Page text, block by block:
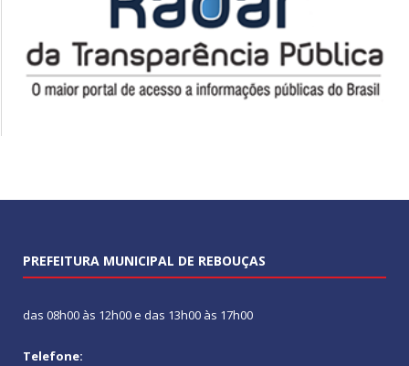
PREFEITURA MUNICIPAL DE REBOUÇAS
das 08h00 às 12h00 e das 13h00 às 17h00
Telefone: